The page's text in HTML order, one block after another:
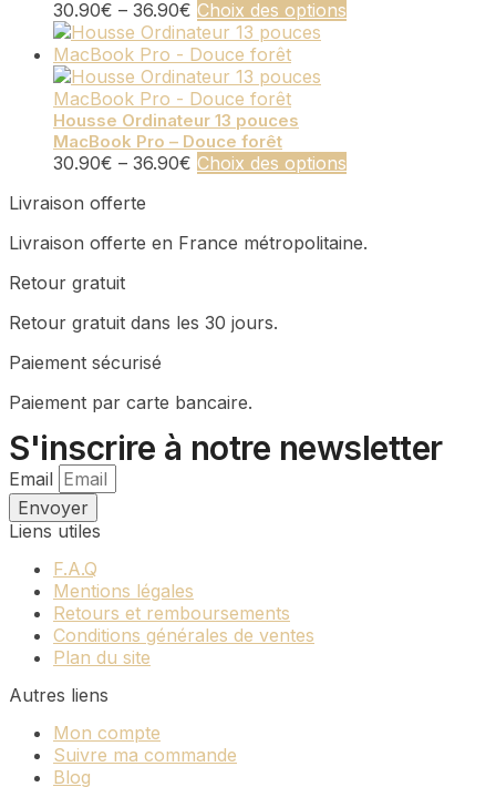
être
choisies
sur
la
page
du
produit
30.90€ – 36.90€ Choix des options
la
Housse Ordinateur 13 pouces
MacBook Pro – Douce forêt
30.90€ – 36.90€ Choix des options
variations.
du
Livraison offerte
Livraison offerte en France métropolitaine.
Retour gratuit
Retour gratuit dans les 30 jours.
Paiement sécurisé
Paiement par carte bancaire.
S'inscrire à notre newsletter
Email
Envoyer
Liens utiles
F.A.Q
Mentions légales
Retours et remboursements
Conditions générales de ventes
Plan du site
Autres liens
Mon compte
Suivre ma commande
Blog